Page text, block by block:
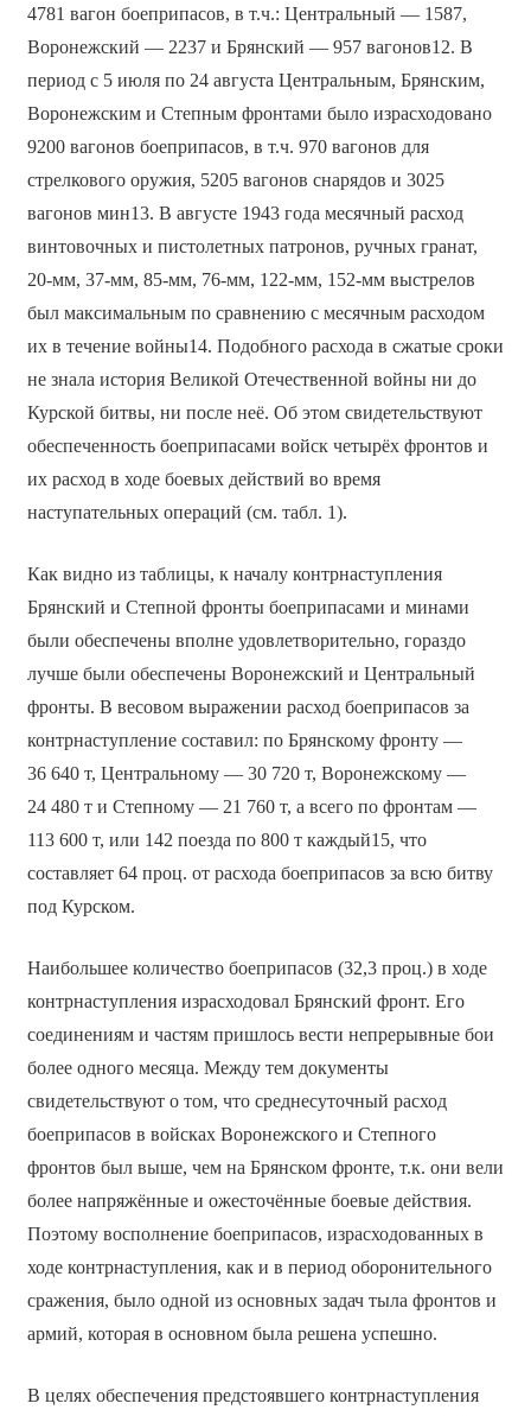
4781 вагон боеприпасов, в т.ч.: Центральный — 1587,
Воронежский — 2237 и Брянский — 957 вагонов12. В
период с 5 июля по 24 августа Центральным, Брянским,
Воронежским и Степным фронтами было израсходовано
9200 вагонов боеприпасов, в т.ч. 970 вагонов для
стрелкового оружия, 5205 вагонов снарядов и 3025
вагонов мин13. В августе 1943 года месячный расход
винтовочных и пистолетных патронов, ручных гранат,
20-мм, 37-мм, 85-мм, 76-мм, 122-мм, 152-мм выстрелов
был максимальным по сравнению с месячным расходом
их в течение войны14. Подобного расхода в сжатые сроки
не знала история Великой Отечественной войны ни до
Курской битвы, ни после неё. Об этом свидетельствуют
обеспеченность боеприпасами войск четырёх фронтов и
их расход в ходе боевых действий во время
наступательных операций (см. табл. 1).
Как видно из таблицы, к началу контрнаступления
Брянский и Степной фронты боеприпасами и минами
были обеспечены вполне удовлетворительно, гораздо
лучше были обеспечены Воронежский и Центральный
фронты. В весовом выражении расход боеприпасов за
контрнаступление составил: по Брянскому фронту —
36 640 т, Центральному — 30 720 т, Воронежскому —
24 480 т и Степному — 21 760 т, а всего по фронтам —
113 600 т, или 142 поезда по 800 т каждый15, что
составляет 64 проц. от расхода боеприпасов за всю битву
под Курском.
Наибольшее количество боеприпасов (32,3 проц.) в ходе
контрнаступления израсходовал Брянский фронт. Его
соединениям и частям пришлось вести непрерывные бои
более одного месяца. Между тем документы
свидетельствуют о том, что среднесуточный расход
боеприпасов в войсках Воронежского и Степного
фронтов был выше, чем на Брянском фронте, т.к. они вели
более напряжённые и ожесточённые боевые действия.
Поэтому восполнение боеприпасов, израсходованных в
ходе контрнаступления, как и в период оборонительного
сражения, было одной из основных задач тыла фронтов и
армий, которая в основном была решена успешно.
В целях обеспечения предстоявшего контрнаступления